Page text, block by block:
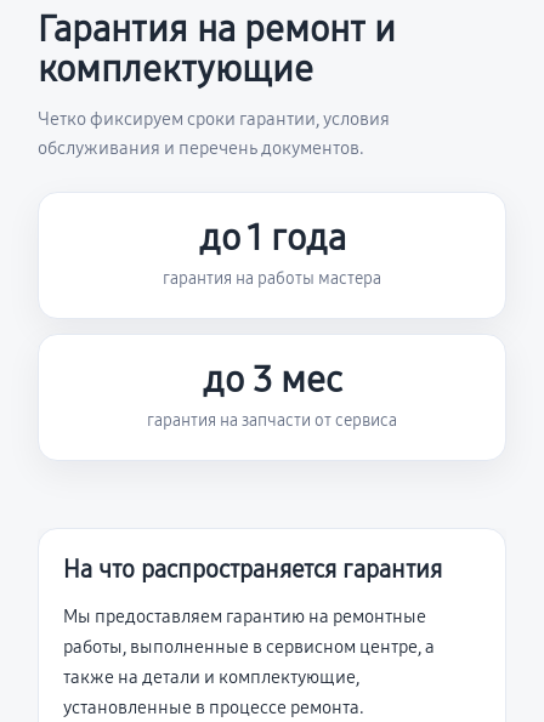
Гарантия на ремонт и
комплектующие
Четко фиксируем сроки гарантии, условия
обслуживания и перечень документов.
до 1 года
гарантия на работы мастера
до 3 мес
гарантия на запчасти от сервиса
На что распространяется гарантия
Мы предоставляем гарантию на ремонтные
работы, выполненные в сервисном центре, а
также на детали и комплектующие,
установленные в процессе ремонта.